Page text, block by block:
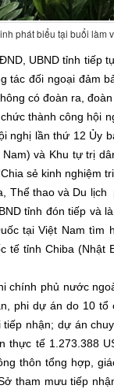
phát biểu tại buổi làm
UBND tỉnh tiếp
tác đối ngoại đảm
có đoàn ra,
thành công hội
nghị lần thứ 12 Ủy
và Khu tự trị
sẻ kinh nghiệm
Thể thao và Du
tỉnh đón tiếp và
tại Việt Nam tìm
tế tỉnh Chiba (Nhật
chính phủ nước
phi dự án do 10
nhận; dự án
thực tế 1.273.388
thôn tổng hợp,
tham mưu tiếp